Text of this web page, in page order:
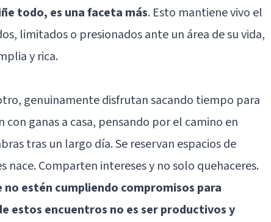
todo, es una faceta más. Esto mantiene vivo el
limitados o presionados ante un área de su vida,
y rica.
genuinamente disfrutan sacando tiempo para
ganas a casa, pensando por el camino en
tras un largo día. Se reservan espacios de
Comparten intereses y no solo quehaceres.
no estén cumpliendo compromisos para
estos encuentros no es ser productivos y